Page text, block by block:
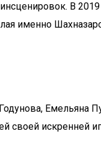
В 2019
именно
Емельяна
своей искренней